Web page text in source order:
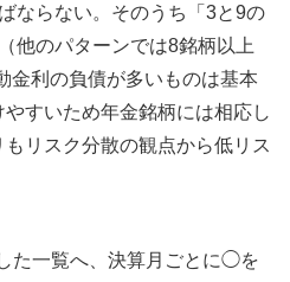
ならない。そのうち「3と9の
他のパターンでは8銘柄以上
金利の負債が多いものは基本
すいため年金銘柄には相応し
リスク分散の観点から低リス
た一覧へ、決算月ごとに◯を